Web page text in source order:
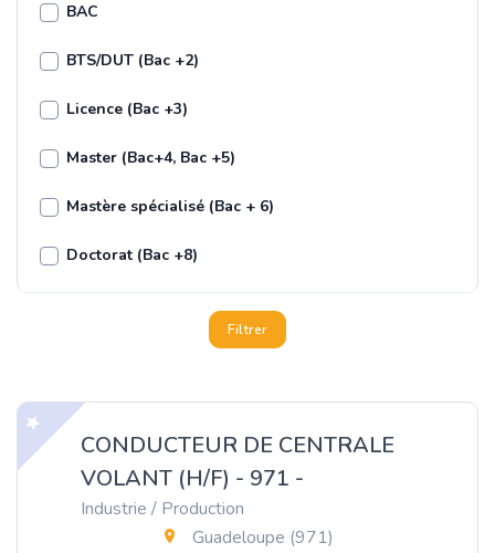
BAC
BTS/DUT (Bac +2)
Licence (Bac +3)
Master (Bac+4, Bac +5)
Mastère spécialisé (Bac + 6)
Doctorat (Bac +8)
Filtrer
CONDUCTEUR DE CENTRALE
VOLANT (H/F) - 971 -
Industrie / Production
Guadeloupe (971)